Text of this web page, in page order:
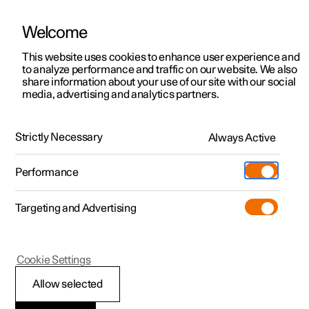
Polestar 2
Polestar 3
Polestar 4
Pre-owned
Shop
Mere
Udforsk Polestar 2
Kampagner
Nye lagerbiler
Prøvetur
Nye lagerbiler
Udforsk Polestar 4
Kampagner
Nye lagerbiler
Pre-owned-programmet
Pre-owned Polestar 2
Kampagner til privatkunder
Tilbud til erhvervskunder
Nye lagerbiler
Byg din bil
Pre-owned
Prøvetur
Extras tilbehør
(Åbner i et nyt vindue)
Experiences
Firmabil
Find os
Servicelokationer
Ejerskab
Opladning
Om Polestar
Bæredygtighed
HåndbogVideogalleriSoftwareopdateringer
Forbrugerinformation
Polestar 3
Håndtering af
Welcome
This website uses cookies to enhance user experience and
to analyze performance and traffic on our website. We also
share information about your use of our site with our social
media, advertising and analytics partners.
Strictly Necessary Always Active
Performance
Targeting and Advertising
Allow selected
Cookie Settings